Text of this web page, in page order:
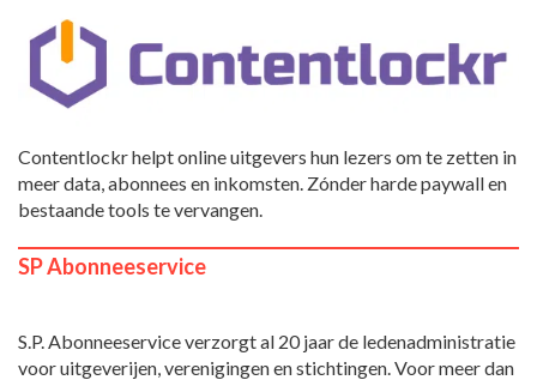
Contentlockr helpt online uitgevers hun lezers om te zetten in
meer data, abonnees en inkomsten. Zónder harde paywall en
bestaande tools te vervangen.
SP Abonneeservice
S.P. Abonneeservice verzorgt al 20 jaar de ledenadministratie
voor uitgeverijen, verenigingen en stichtingen. Voor meer dan